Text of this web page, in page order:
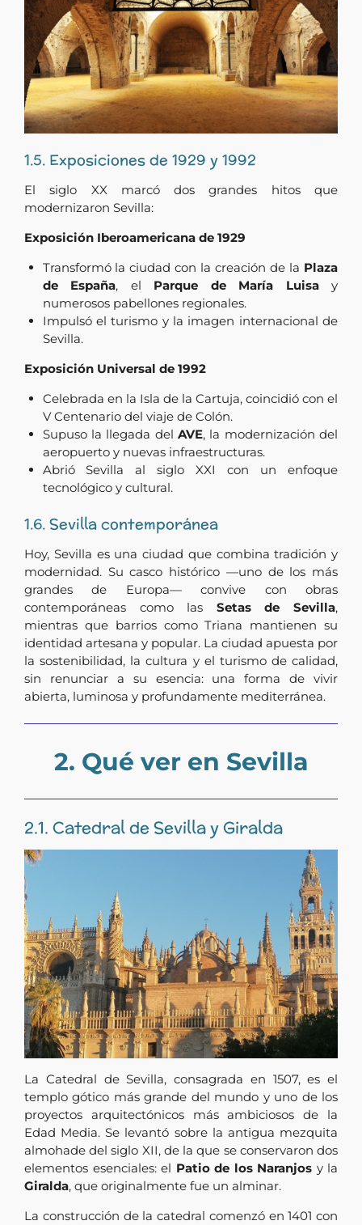
1.5. Exposiciones de 1929 y 1992
El siglo XX marcó dos grandes hitos que
modernizaron Sevilla:
Exposición Iberoamericana de 1929
Transformó la ciudad con la creación de la Plaza
de España, el Parque de María Luisay
numerosos pabellones regionales.
Impulsó el turismo y la imagen internacional de
Sevilla.
Exposición Universal de 1992
Celebrada en la Isla de la Cartuja, coincidió con el
V Centenario del viaje de Colón.
Supuso la llegada del AVE, la modernización del
aeropuerto y nuevas infraestructuras.
Abrió Sevilla al siglo XXI con un enfoque
tecnológico y cultural.
1.6. Sevilla contemporánea
Hoy, Sevilla es una ciudad que combina tradición y
modernidad. Su casco histórico —uno de los más
grandes de Europa— convive con obras
contemporáneas como las Setas de Sevilla,
mientras que barrios como Triana mantienen su
identidad artesana y popular. La ciudad apuesta por
la sostenibilidad, la cultura y el turismo de calidad,
sin renunciar a su esencia: una forma de vivir
abierta, luminosa y profundamente mediterránea.
2. Qué ver en Sevilla
2.1. Catedral de Sevilla y Giralda
La Catedral de Sevilla, consagrada en 1507, es el
templo gótico más grande del mundo y uno de los
proyectos arquitectónicos más ambiciosos de la
Edad Media. Se levantó sobre la antigua mezquita
almohade del siglo XII, de la que se conservaron dos
elementos esenciales: el Patio de los Naranjos y la
Giralda, que originalmente fue un alminar.
La construcción de la catedral comenzó en 1401 con